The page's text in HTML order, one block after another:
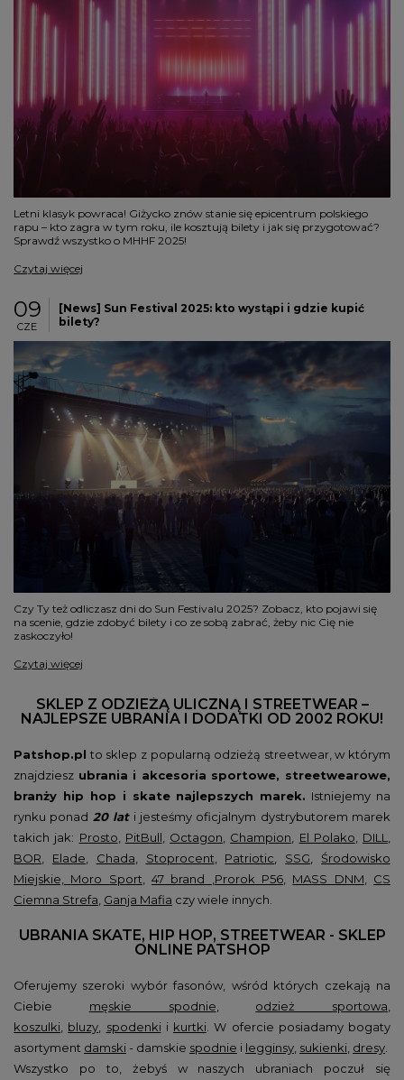
Letni klasyk powraca! Giżycko znów stanie się epicentrum polskiego
rapu – kto zagra w tym roku, ile kosztują bilety i jak się przygotować?
Sprawdź wszystko o MHHF 2025!
Czytaj więcej
09
CZE
[News] Sun Festival 2025: kto wystąpi i gdzie kupić
bilety?
Czy Ty też odliczasz dni do Sun Festivalu 2025? Zobacz, kto pojawi się
na scenie, gdzie zdobyć bilety i co ze sobą zabrać, żeby nic Cię nie
zaskoczyło!
Czytaj więcej
SKLEP Z ODZIEŻĄ ULICZNĄ I STREETWEAR –
NAJLEPSZE UBRANIA I DODATKI OD 2002 ROKU!
Patshop.pl to sklep z popularną odzieżą streetwear, w którym
znajdziesz ubrania i akcesoria sportowe, streetwearowe,
branży hip hop i skate najlepszych marek. Istniejemy na
rynku ponad 20 lati jesteśmy oficjalnym dystrybutorem marek
takich jak: Prosto PitBull Octagon Champion El Polako DILL
BOR
Elade Chada Stoprocent Patriotic SSG
Środowisko
Miejskie, Moro Sport ,47 brand Prorok P56 MASS DNM
CS
Ciemna Strefa Ganja Mafia czy wiele innych.
UBRANIA SKATE, HIP HOP, STREETWEAR - SKLEP
ONLINE PATSHOP
Oferujemy szeroki wybór fasonów, wśród których czekają na
Ciebie męskie spodnie odzież sportowa
koszulki bluzy spodenkii kurtki . W ofercie posiadamy bogaty
asortyment damski - damskie spodnie i legginsy sukienki dresy
Wszystko po to, żebyś w naszych ubraniach poczuł się